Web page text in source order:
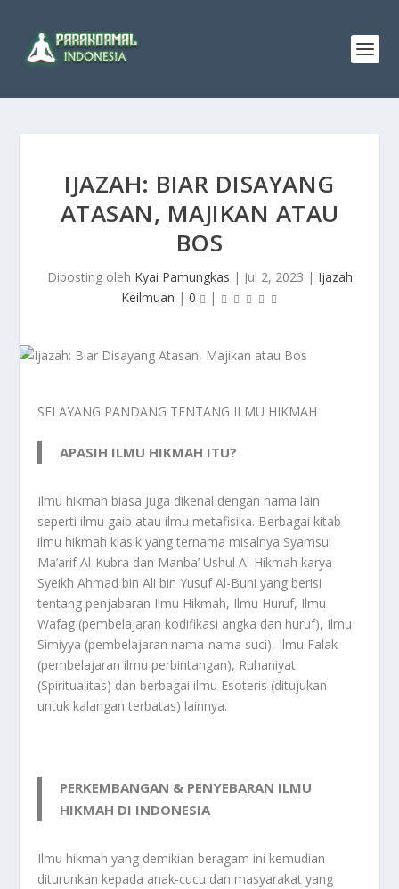
IJAZAH: BIAR DISAYANG
ATASAN, MAJIKAN ATAU
BOS
Diposting oleh Kyai Pamungkas | Jul 2, 2023 | Ijazah
Keilmuan | 0 |
SELAYANG PANDANG TENTANG ILMU HIKMAH
APASIH ILMU HIKMAH ITU?
Ilmu hikmah biasa juga dikenal dengan nama lain
seperti ilmu gaib atau ilmu metafisika. Berbagai kitab
ilmu hikmah klasik yang ternama misalnya Syamsul
Ma’arif Al-Kubra dan Manba’ Ushul Al-Hikmah karya
Syeikh Ahmad bin Ali bin Yusuf Al-Buni yang berisi
tentang penjabaran Ilmu Hikmah, Ilmu Huruf, Ilmu
Wafag (pembelajaran kodifikasi angka dan huruf), Ilmu
Simiyya (pembelajaran nama-nama suci), Ilmu Falak
(pembelajaran ilmu perbintangan), Ruhaniyat
(Spiritualitas) dan berbagai ilmu Esoteris (ditujukan
untuk kalangan terbatas) lainnya.
PERKEMBANGAN & PENYEBARAN ILMU
HIKMAH DI INDONESIA
Ilmu hikmah yang demikian beragam ini kemudian
diturunkan kepada anak-cucu dan masyarakat yang